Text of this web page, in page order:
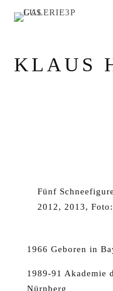
KLAUS
Fünf
2012, 2013,
1966 Geboren in
1989-91 Akademie
Nürnberg